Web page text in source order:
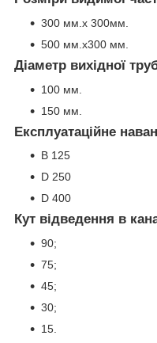
300 мм.х 300мм.
500 мм.х300 мм.
Діаметр вихідної
100 мм.
150 мм.
Експлуатаційне
B 125
D 250
D 400
Кут відведення в
90;
75;
45;
30;
15.